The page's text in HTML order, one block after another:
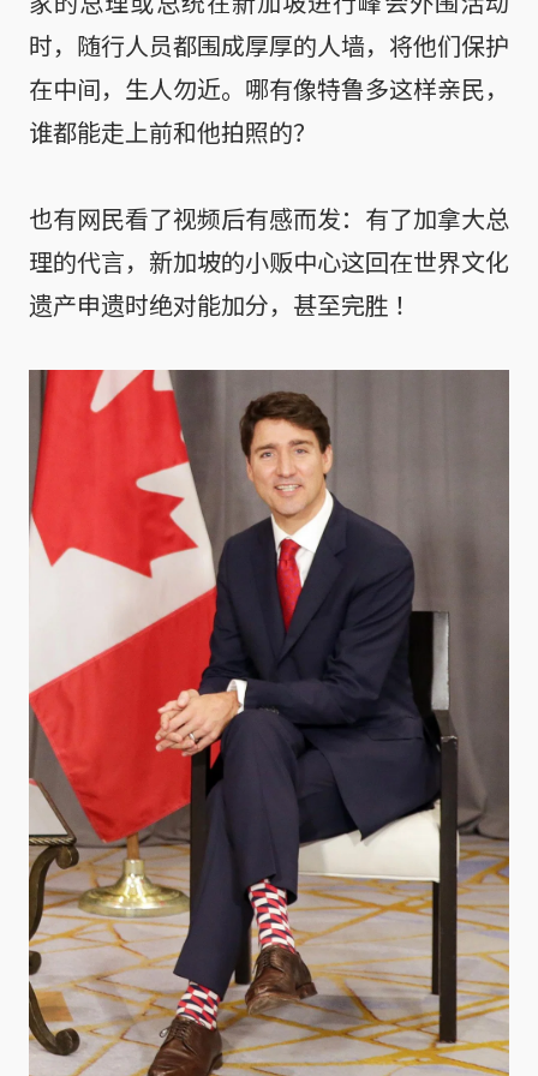
时，随行人员都围成厚厚的人墙，将他们保护
在中间，生人勿近。哪有像特鲁多这样亲民，
谁都能走上前和他拍照的？
也有网民看了视频后有感而发：有了加拿大总
理的代言，新加坡的小贩中心这回在世界文化
遗产申遗时绝对能加分，甚至完胜 ！